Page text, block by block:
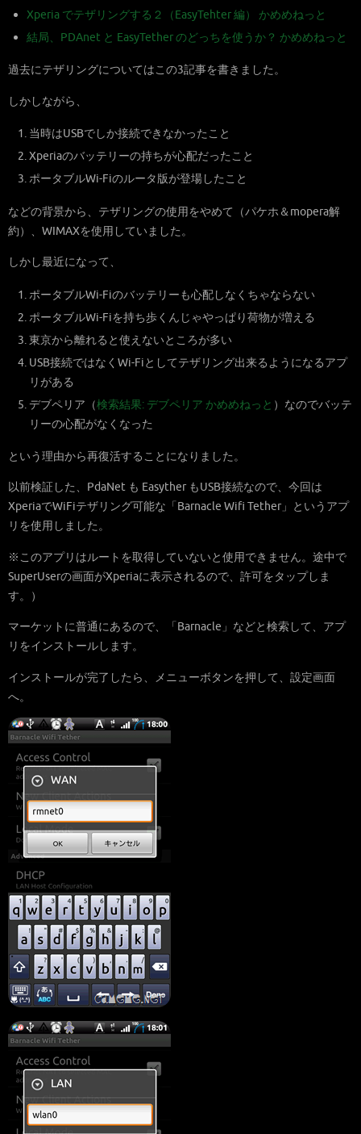
Xperia でテザリングする２（EasyTehter 編） かめめねっと
結局、PDAnet と EasyTether のどっちを使うか？ かめめねっと
過去にテザリングについてはこの3記事を書きました。
しかしながら、
当時はUSBでしか接続できなかったこと
Xperiaのバッテリーの持ちが心配だったこと
ポータブルWi-Fiのルータ版が登場したこと
などの背景から、テザリングの使用をやめて（パケホ＆mopera解
約）、WIMAXを使用していました。
しかし最近になって、
ポータブルWi-Fiのバッテリーも心配しなくちゃならない
ポータブルWi-Fiを持ち歩くんじゃやっぱり荷物が増える
東京から離れると使えないところが多い
USB接続ではなくWi-Fiとしてテザリング出来るようになるアプ
リがある
デブペリア（検索結果: デブペリア かめめねっと ）なのでバッテ
リーの心配がなくなった
という理由から再復活することになりました。
以前検証した、PdaNet も Easyther もUSB接続なので、今回は
XperiaでWiFiテザリング可能な「Barnacle Wifi Tether」というアプ
リを使用しました。
※このアプリはルートを取得していないと使用できません。途中で
SuperUserの画面がXperiaに表示されるので、許可をタップしま
す。）
マーケットに普通にあるので、「Barnacle」などと検索して、アプ
リをインストールします。
インストールが完了したら、メニューボタンを押して、設定画面
へ。